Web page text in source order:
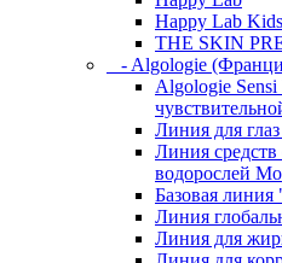
Happy Lab Kids
THE SKIN
- Algologie
Algologie
Линия для
Линия
водорослей
Базовая
Линия
Линия для